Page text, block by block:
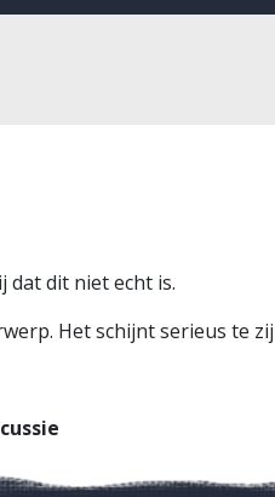
dat dit niet echt is.
Het schijnt serieus te